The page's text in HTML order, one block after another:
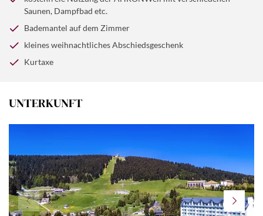
Saunen, Dampfbad etc.
Bademantel auf dem Zimmer
kleines weihnachtliches Abschiedsgeschenk
Kurtaxe
UNTERKUNFT